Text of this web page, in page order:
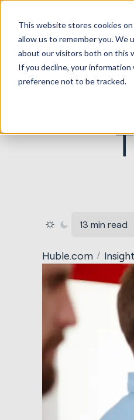
This website stores cookies
allow us to remember you. We
about our visitors both on this
If you decline, your
preference not to be tracked.
13 min read
Huble.com